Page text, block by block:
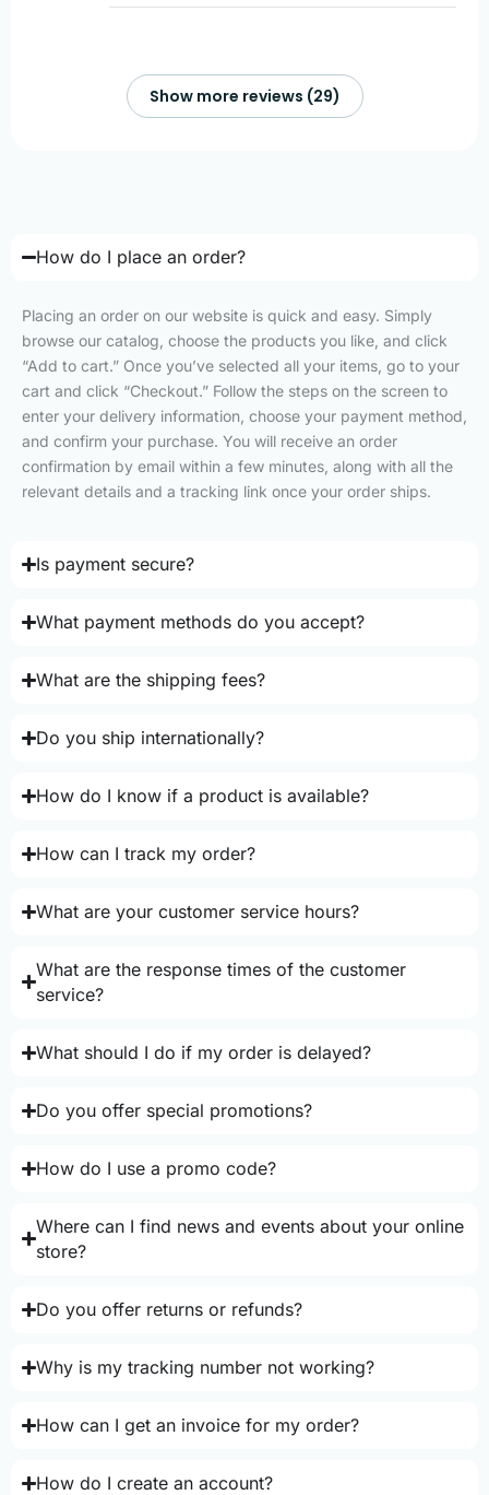
Show more reviews (29)
How do I place an order?
Placing an order on our website is quick and easy. Simply
browse our catalog, choose the products you like, and click
“Add to cart.” Once you’ve selected all your items, go to your
cart and click “Checkout.” Follow the steps on the screen to
enter your delivery information, choose your payment method,
and confirm your purchase. You will receive an order
confirmation by email within a few minutes, along with all the
relevant details and a tracking link once your order ships.
Is payment secure?
What payment methods do you accept?
What are the shipping fees?
Do you ship internationally?
How do I know if a product is available?
How can I track my order?
What are your customer service hours?
What are the response times of the customer
service?
What should I do if my order is delayed?
Do you offer special promotions?
How do I use a promo code?
Where can I find news and events about your online
store?
Do you offer returns or refunds?
Why is my tracking number not working?
How can I get an invoice for my order?
How do I create an account?